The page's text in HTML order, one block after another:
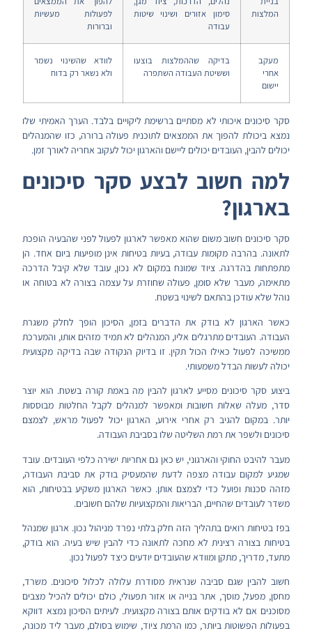
המלצות
סימון אזורים ושינוי שיטות
עבודה
לפעולות מעשיות
וברורות
מעקב
אחרי
יישום
בדיקה שההמלצות בוצעו
וששיטת העבודה השתפרה
לוודא שהשינוי נשמר
ולא נשאר רק בדוח
סקר סיכונים איכותי לא מסתיים ברשימת ליקויים בלבד. הערך האמיתי שלו
נמצא ביכולת להפוך את הממצאים לתוכנית פעולה ברורה, כזו שהמנהלים
יכולים להבין, העובדים יכולים ליישם והארגון יכול לעקוב אחריה לאורך זמן.
למה חשוב לבצע סקר סיכונים
בארגון?
סקר סיכונים חשוב משום שהוא מאפשר לארגון לפעול לפני שהבעיה הופכת
לתאונה. בהרבה מקומות עבודה, בעיות בטיחות אינן מופיעות ביום אחד. הן
מתפתחות בהדרגה. ציוד שמונח במקום לא נכון, עובד שלא קיבל הדרכה
מתאימה, מעבר שלא סומן, פעולה שחוזרת על עצמה בצורה לא בטוחה או
נוהל שלא עודכן בהתאם לשינוי בשטח.
כאשר הארגון לא בודק את הדברים בזמן, הסיכון הופך לחלק משגרת
העבודה. העובדים מתרגלים אליו, המנהלים לא תמיד מזהים אותו, והמערכת
ממשיכה לפעול כאילו הכול תקין. זו בדיוק הנקודה שבה בדיקה מקצועית
יכולה לעשות הבדל משמעותי.
ביצוע סקר סיכונים מסייע לארגון להבין מה באמת קורה בשטח. הוא יוצר
סדר, מעלה שאלות חשובות ומאפשר למנהלים לקבל החלטות מבוססות
יותר. במקום להגיב רק אחרי אירוע, הארגון יכול לפעול מראש, לצמצם
סיכונים ולשפר את רמת השליטה שלו בסביבת העבודה.
מעבר להיבט החוקי והארגוני, יש כאן גם אחריות ישירה כלפי העובדים. עובד
שמגיע למקום עבודה מצפה לדעת שהמעסיק בודק את סביבת העבודה,
מזהה סכנות ופועל כדי לצמצם אותן. כאשר הארגון משקיע בבטיחות, הוא
משדר לעובדים שהחיים, הבריאות והמקצועיות שלהם חשובים.
בפז בטיחות רואים בתהליך הזה חלק בלתי נפרד מניהול נכון. ארגון שמנהל
בטיחות בצורה רצינית לא מחכה לתאונה כדי להבין שיש בעיה. הוא בודק,
מתעד, מדריך, מתקן ומוודא שהעובדים יודעים כיצד לפעול נכון.
חשוב להבין שגם סביבה שנראית מסודרת עלולה לכלול סיכונים. משרד,
מחסן, מפעל, מוסך, אתר בנייה או אזור תפעולי, כולם יכולים להכיל מצבים
מסוכנים אם לא בודקים אותם בצורה מקצועית. לעיתים הסיכון נמצא דווקא
בפעולות הפשוטות ביותר, כמו הרמת ציוד, שימוש בסולם, מעבר ליד מכונה,